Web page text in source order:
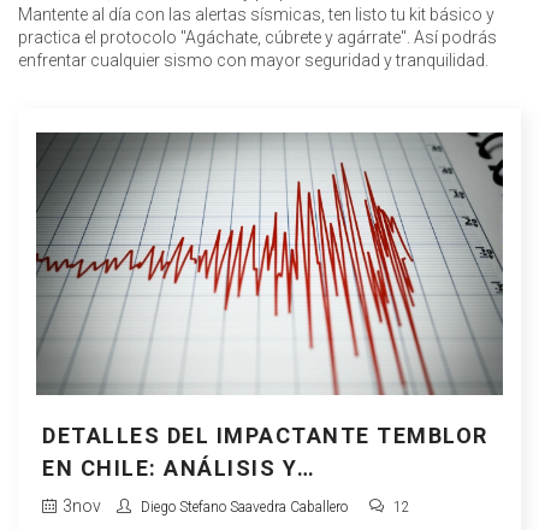
Mantente al día con las alertas sísmicas, ten listo tu kit básico y
practica el protocolo "Agáchate, cúbrete y agárrate". Así podrás
enfrentar cualquier sismo con mayor seguridad y tranquilidad.
DETALLES DEL IMPACTANTE TEMBLOR
EN CHILE: ANÁLISIS Y
CONSECUENCIAS
3nov Diego Stefano Saavedra Caballero 12